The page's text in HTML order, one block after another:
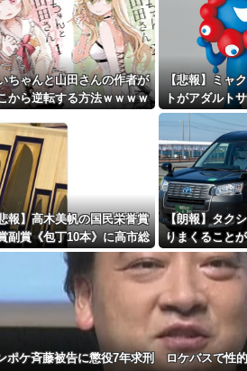
」あきら「……白石」
か…1万年ぶり史上最大級の火山の兆し
リヴァプール南野がバースデーゴール
ちゃんと山田さんの作者が
から逆転する方法ｗｗｗｗ
【悲報】ミャ
トがアダルト
ｗｗｗ
報】高木美帆の国民栄誉賞
副賞《包丁10本》に高市総
名前も刻印ｗｗｗｗｗｗｗ
ｗｗ
【朗報】タク
りまくること
ｗｗｗｗｗｗ
ｗｗｗ
ポケ斉藤被告に懲役7年求刑 ロケバスで性